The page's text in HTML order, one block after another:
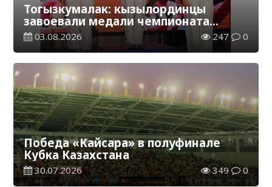
Тогызкумалак: кызылординцы
завоевали медали чемпионата
Казахстана
03.08.2026 247 0
Победа «Кайсара» в полуфинале
Кубка Казахстана
30.07.2026 349 0